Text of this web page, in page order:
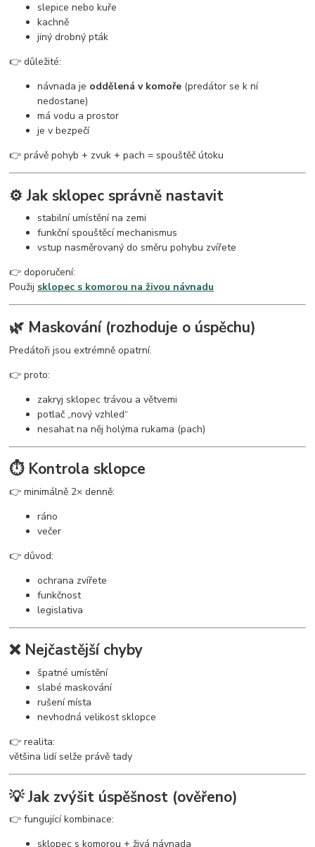
slepice nebo kuře
kachně
jiný drobný pták
👉 důležité:
návnada je oddělená v komoře (predátor se k ní
nedostane)
má vodu a prostor
je v bezpečí
👉 právě pohyb + zvuk + pach = spouštěč útoku
⚙️ Jak sklopec správně nastavit
stabilní umístění na zemi
funkční spouštěcí mechanismus
vstup nasměrovaný do směru pohybu zvířete
👉 doporučení:
Použij sklopec s komorou na živou návnadu
🌿 Maskování (rozhoduje o úspěchu)
Predátoři jsou extrémně opatrní.
👉 proto:
zakryj sklopec trávou a větvemi
potlač „nový vzhled“
nesahat na něj holýma rukama (pach)
⏱️ Kontrola sklopce
👉 minimálně 2× denně:
ráno
večer
👉 důvod:
ochrana zvířete
funkčnost
legislativa
❌ Nejčastější chyby
špatné umístění
slabé maskování
rušení místa
nevhodná velikost sklopce
👉 realita:
většina lidí selže právě tady
💡 Jak zvýšit úspěšnost (ověřeno)
👉 fungující kombinace:
sklopec s komorou + živá návnada